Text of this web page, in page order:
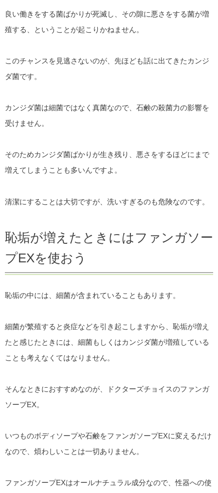
良い働きをする菌ばかりが死滅し、その隙に悪さをする菌が増
殖する、ということが起こりかねません。
このチャンスを見逃さないのが、先ほども話に出てきたカンジ
ダ菌です。
カンジダ菌は細菌ではなく真菌なので、石鹸の殺菌力の影響を
受けません。
そのためカンジダ菌ばかりが生き残り、悪さをするほどにまで
増えてしまうことも多いんですよ。
清潔にすることは大切ですが、洗いすぎるのも危険なのです。
恥垢が増えたときにはファンガソー
プEXを使おう
恥垢の中には、細菌が含まれていることもあります。
細菌が繁殖すると炎症などを引き起こしますから、恥垢が増え
たと感じたときには、細菌もしくはカンジダ菌が増殖している
ことも考えなくてはなりません。
そんなときにおすすめなのが、ドクターズチョイスのファンガ
ソープEX。
いつものボディソープや石鹸をファンガソープEXに変えるだけ
なので、煩わしいことは一切ありません。
ファンガソープEXはオールナチュラル成分なので、性器への使